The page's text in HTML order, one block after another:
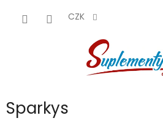
CZK
Sparkys